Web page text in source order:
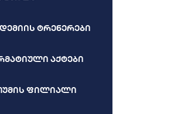
ტრენერები
აქტები
ფილიალი